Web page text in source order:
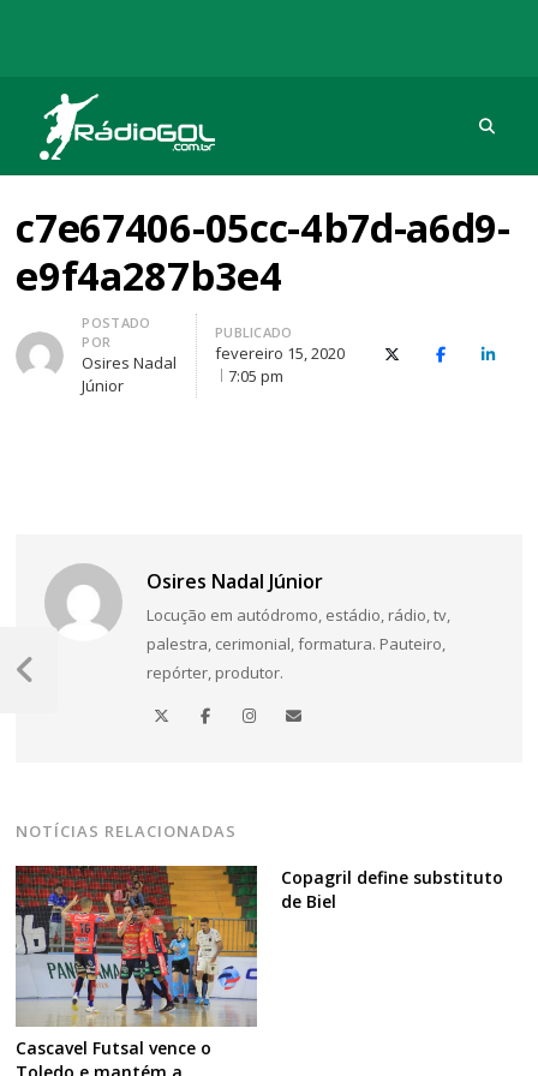
Rádio Gol
Há mais de 20 anos com as melhores coberturas
c7e67406-05cc-4b7d-a6d9-
e9f4a287b3e4
Autor
POSTADO
POR
Osires Nadal
Júnior
PUBLICADO
fevereiro 15, 2020
7:05 pm
X (Twitter)Facebook
O
Osires Nadal Júnior
Locução em autódromo, estádio, rádio, tv,
palestra, cerimonial, formatura. Pauteiro,
repórter, produtor.
NOTÍCIAS RELACIONADAS
Cascavel Futsal vence o
Copagril define substituto
de Biel
Navegação
de
Post